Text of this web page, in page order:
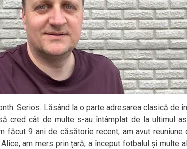
Serios. Lăsând la o parte adresarea clasică de
cred cât de multe s-au întâmplat de la ultimul
făcut 9 ani de căsătorie recent, am avut reuniune
am mers prin țară, a început fotbalul și multe